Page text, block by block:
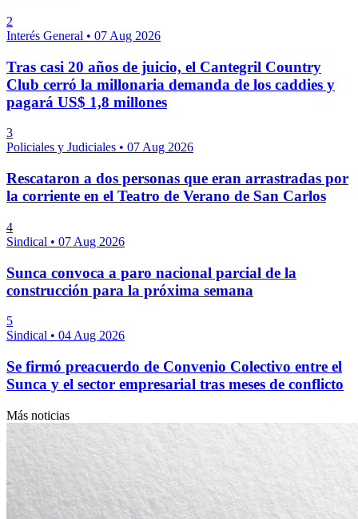
2
Interés General • 07 Aug 2026
Tras casi 20 años de juicio, el Cantegril Country
Club cerró la millonaria demanda de los caddies y
pagará US$ 1,8 millones
3
Policiales y Judiciales • 07 Aug 2026
Rescataron a dos personas que eran arrastradas por
la corriente en el Teatro de Verano de San Carlos
4
Sindical • 07 Aug 2026
Sunca convoca a paro nacional parcial de la
construcción para la próxima semana
5
Sindical • 04 Aug 2026
Se firmó preacuerdo de Convenio Colectivo entre el
Sunca y el sector empresarial tras meses de conflicto
Más noticias